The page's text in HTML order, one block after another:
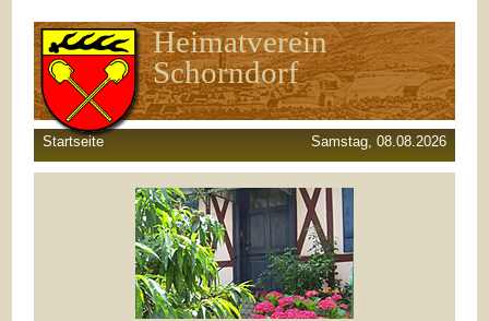
Heimatverein
Schorndorf
Startseite Samstag, 08.08.2026